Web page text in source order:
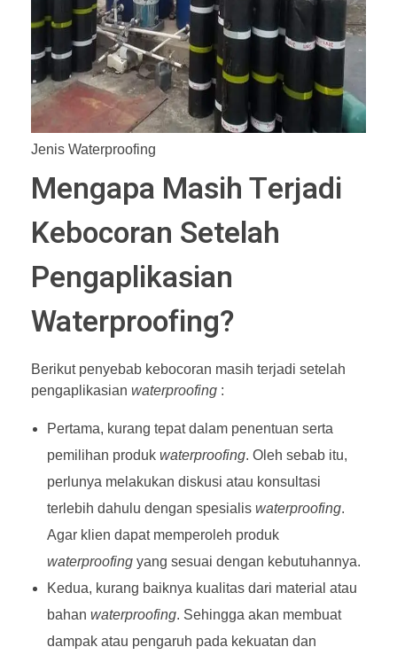
Jenis Waterproofing
Mengapa Masih Terjadi
Kebocoran Setelah
Pengaplikasian
Waterproofing?
Berikut penyebab kebocoran masih terjadi setelah
pengaplikasian waterproofing :
Pertama, kurang tepat dalam penentuan serta
pemilihan produk waterproofing. Oleh sebab itu,
perlunya melakukan diskusi atau konsultasi
terlebih dahulu dengan spesialis waterproofing.
Agar klien dapat memperoleh produk
waterproofing yang sesuai dengan kebutuhannya.
Kedua, kurang baiknya kualitas dari material atau
bahan waterproofing. Sehingga akan membuat
dampak atau pengaruh pada kekuatan dan